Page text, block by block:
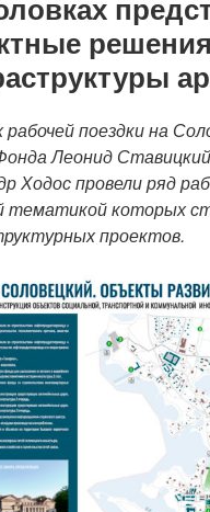
рабочей поездки на
Леонид
Ходос провели ряд
тематикой которых
проектов.